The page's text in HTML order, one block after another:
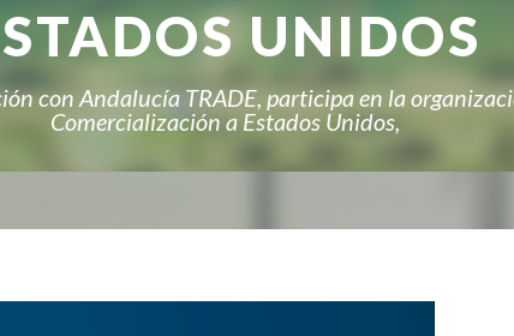
UNIDOS
con Andalucía TRADE, participa en la
Comercialización a Estados Unidos,